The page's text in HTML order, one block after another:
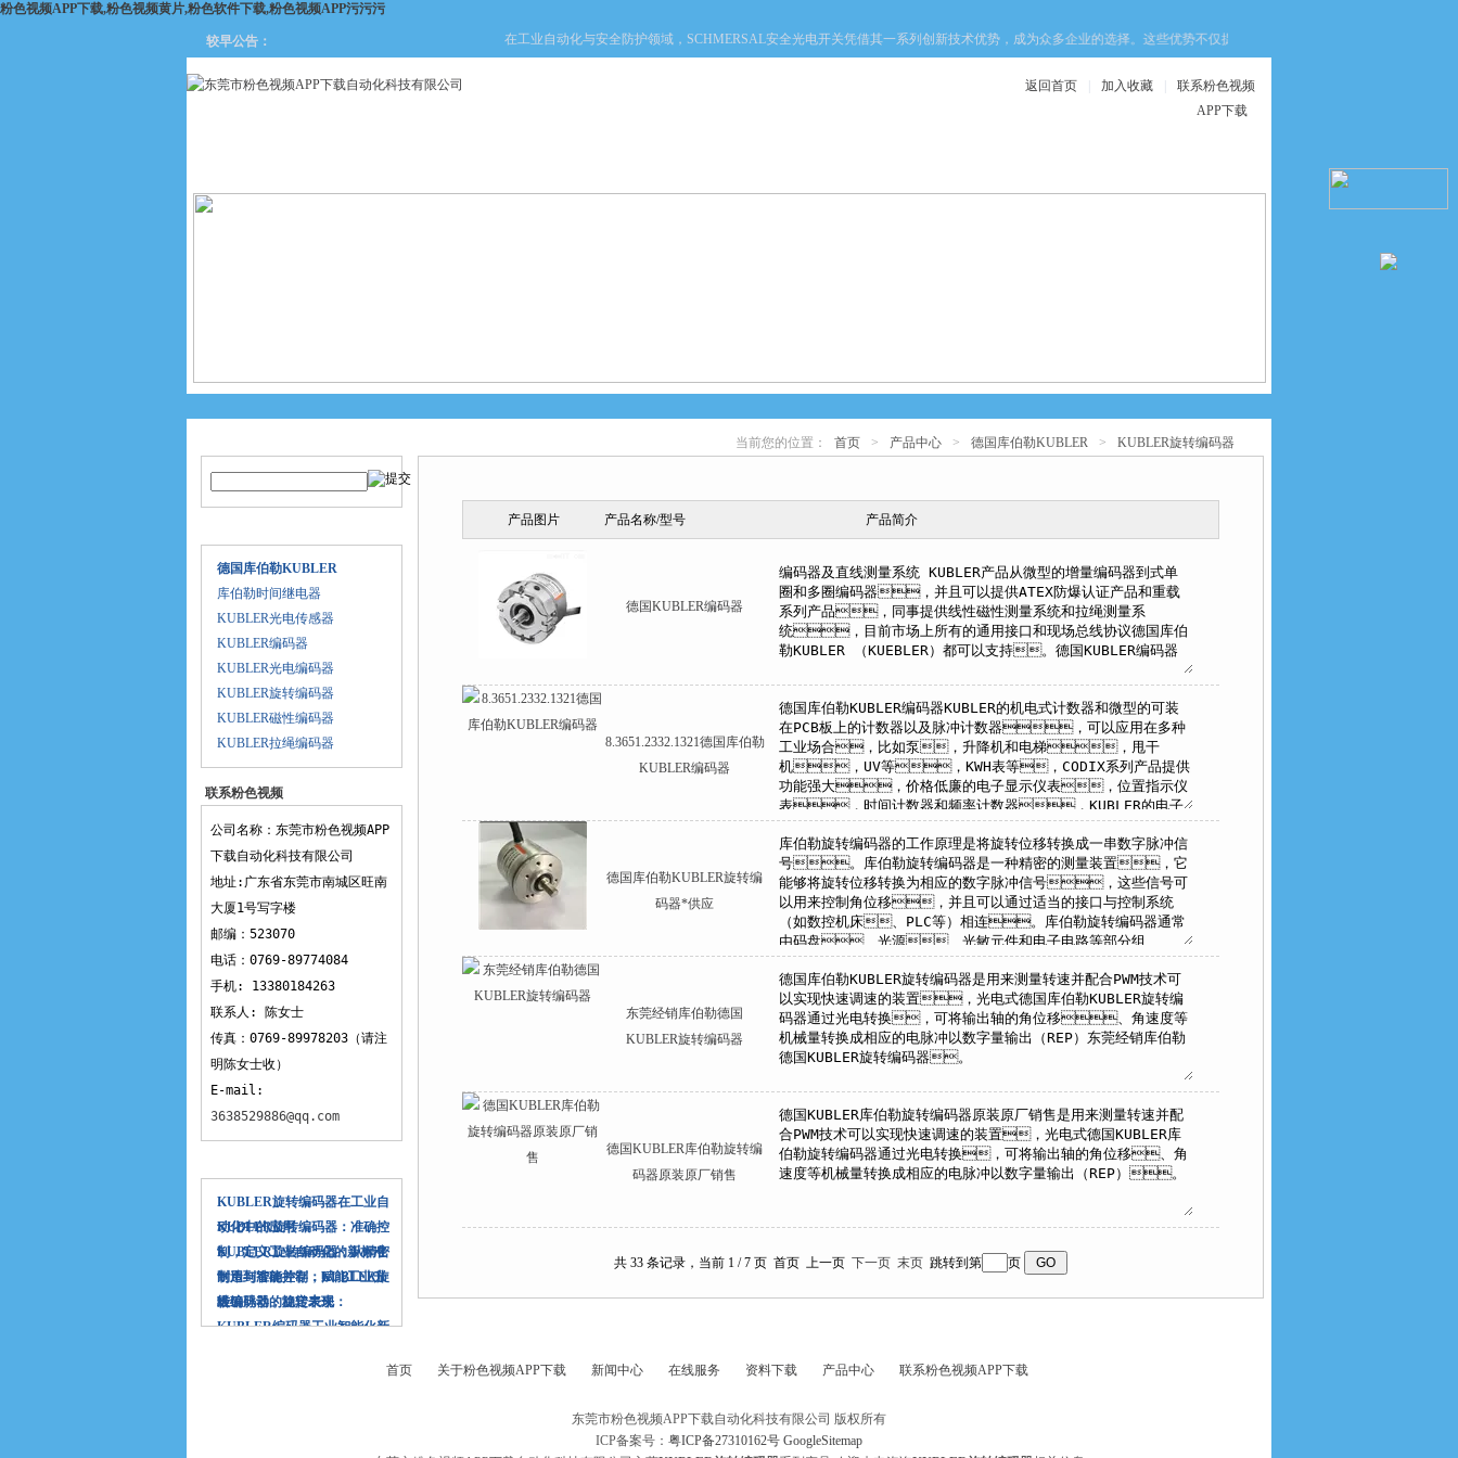
粉色视频APP下载,粉色视频黄片,粉色软件下载,粉色视频APP污污污
较早公告： 在工业自动化与安全防护领域，SCHMERSAL安全光电开关凭借其一系列创新技术优势，成为众多企业的选择。这些优势不仅提升了设备的安全性，还优化了生产
返回首页 加入收藏
联系粉色视频
APP下载
下载 下载
德国库伯勒KUBLER
库伯勒时间继电器
KUBLER光电传感器
KUBLER编码器
KUBLER光电编码器
KUBLER旋转编码器
KUBLER磁性编码器
KUBLER拉绳编码器
联系粉色视频
APP下载
公司名称：东莞市粉色视频APP
下载自动化科技有限公司
地址:广东省东莞市南城区旺南
大厦1号写字楼
邮编：523070
电话：0769-89774084
手机: 13380184263
联系人: 陈女士
传真：0769-89978203（请注
明陈女士收）
E-mail:
3638529886@qq.com
KUBLER旋转编码器在工业自
动化中的应用
KUBLER旋转编码器：准确控
制，定义工业自动化的新标准
KUBLER旋转编码器：从精密
制造到智能控制，赋能工业升
级
耐用与准确并存：KUBLER旋
转编码器的稳定表现
准确脉动，旋转未来：
KUBLER编码器工业智能化新
当前您的位置： 首页 > 产品中心 > 德国库伯勒KUBLER > KUBLER旋转编码器
产品图片 产品名称/型号 产品简介
德国KUBLER编码器
8.3651.2332.1321德国库伯勒
KUBLER编码器
德国库伯勒KUBLER旋转编
码器*供应
东莞经销库伯勒德国
KUBLER旋转编码器
德国KUBLER库伯勒旋转编
码器原装原厂销售
共 33 条记录，当前 1 / 7 页 首页 上一页 下一页 末页 跳转到第 页
首页 关于粉色视频APP下载 新闻中心 在线服务 资料下载 产品中心 联系粉色视频APP下载
东莞市粉色视频APP下载自动化科技有限公司 版权所有
ICP备案号： 粤ICP备27310162号 GoogleSitemap